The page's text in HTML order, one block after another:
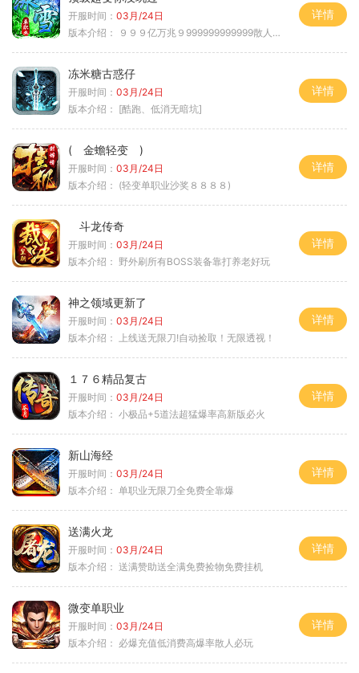
开服时间： 03月/24日
版本介绍：
９９９亿万兆９999999999999散人逆袭
详情
冻米糖古惑仔
开服时间： 03月/24日
版本介绍： [酷跑、低消无暗坑]
详情
( 金蟾轻变 )
开服时间： 03月/24日
版本介绍： (轻变单职业沙奖８８８８)
详情
斗龙传奇
开服时间： 03月/24日
版本介绍： 野外刷所有BOSS装备靠打养老好玩
详情
神之领域更新了
开服时间： 03月/24日
版本介绍：
上线送无限刀!自动捡取！无限透视！
详情
１７６精品复古
开服时间： 03月/24日
版本介绍： 小极品+5道法超猛爆率高新版必火
详情
新山海经
开服时间： 03月/24日
版本介绍： 单职业无限刀全免费全靠爆
详情
送满火龙
开服时间： 03月/24日
版本介绍： 送满赞助送全满免费捡物免费挂机
详情
微变单职业
开服时间： 03月/24日
版本介绍： 必爆充值低消费高爆率散人必玩
详情